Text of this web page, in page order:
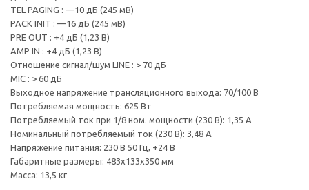
TEL PAGING : —10 дБ (245 мВ)
PACK INIT : —16 дБ (245 мВ)
PRE OUT : +4 дБ (1,23 В)
AMP IN : +4 дБ (1,23 В)
Отношение сигнал/шум LINE : > 70 дБ
MIC : > 60 дБ
Выходное напряжение трансляционного выхода: 70/100 В
Потребляемая мощность: 625 Вт
Потребляемый ток при 1/8 ном. мощности (230 В): 1,35 А
Номинальный потребляемый ток (230 В): 3,48 А
Напряжение питания: 230 В 50 Гц, +24 В
Габаритные размеры: 483x133x350 мм
Масса: 13,5 кг